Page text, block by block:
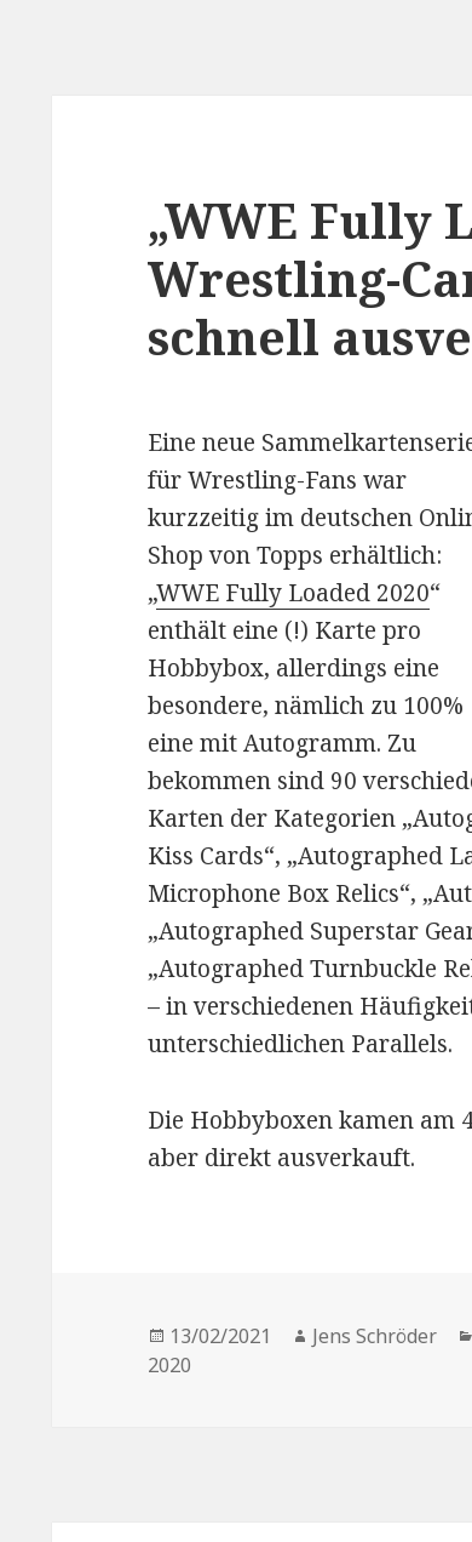
„WWE Fully
Wrestling-
schnell
Eine neue
für Wrestling-Fans war
kurzzeitig im deutschen
Shop von Topps erhältlich:
„WWE Fully Loaded 2020“
enthält eine (!) Karte pro
Hobbybox, allerdings eine
besondere, nämlich zu 100%
eine mit Autogramm. Zu
bekommen sind 90
Karten der Kategorien
Kiss Cards“, „Autographed
Microphone Box Relics“,
„Autographed Superstar
„Autographed Turnbuckle
– in verschiedenen
unterschiedlichen Parallels.
Die Hobbyboxen kamen am
aber direkt ausverkauft.
Veröffentlicht
am
13/02/2021 Autor
Jens Schröder
2020